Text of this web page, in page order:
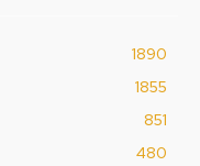
1890
1855
851
480